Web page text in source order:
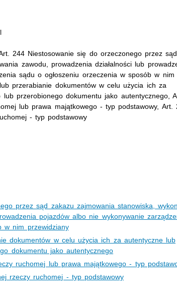
244 Niestosowanie się do orzeczonego przez sąd
zawodu, prowadzenia działalności lub
sądu o ogłoszeniu orzeczenia w sposób w nim
przerabianie dokumentów w celu użycia ich za
przerobionego dokumentu jako autentycznego,
lub prawa majątkowego - typ podstawowy, Art.
- typ podstawowy
przez sąd zakazu zajmowania stanowiska,
pojazdów albo nie wykonywanie
w nim przewidziany
dokumentów w celu użycia ich za autentyczne lub
dokumentu jako autentycznego
ruchomej lub prawa majątkowego - typ
rzeczy ruchomej - typ podstawowy